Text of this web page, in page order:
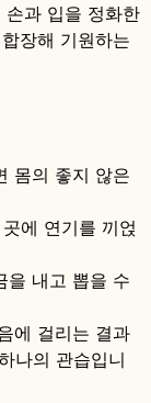
과 입을 정화한
장해 기원하는
몸의 좋지 않은
에 연기를 끼얹
을 내고 뽑을 수
에 걸리는 결과
나의 관습입니